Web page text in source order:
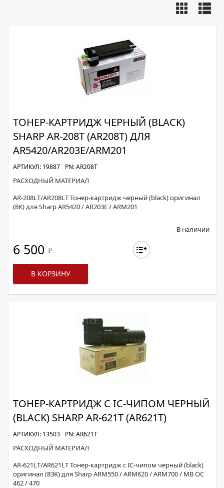
ТОНЕР-КАРТРИДЖ ЧЕРНЫЙ (BLACK)
SHARP AR-208T (AR208T) ДЛЯ
AR5420/AR203E/ARM201
АРТИКУЛ: 19887 PN: AR208T
РАСХОДНЫЙ МАТЕРИАЛ
AR-208LT/AR208LT Тонер-картридж черный (black) оригинал
(8K) для Sharp AR5420 / AR203E / ARM201
В наличии
6 500 Р
В КОРЗИНУ
ТОНЕР-КАРТРИДЖ С IC-ЧИПОМ ЧЕРНЫЙ
(BLACK) SHARP AR-621T (AR621T)
АРТИКУЛ: 13503 PN: AR621T
РАСХОДНЫЙ МАТЕРИАЛ
AR-621LT/AR621LT Тонер-картридж с IC-чипом черный (black)
оригинал (83K) для Sharp ARM550 / ARM620 / ARM700 / MB OC
462 / 470